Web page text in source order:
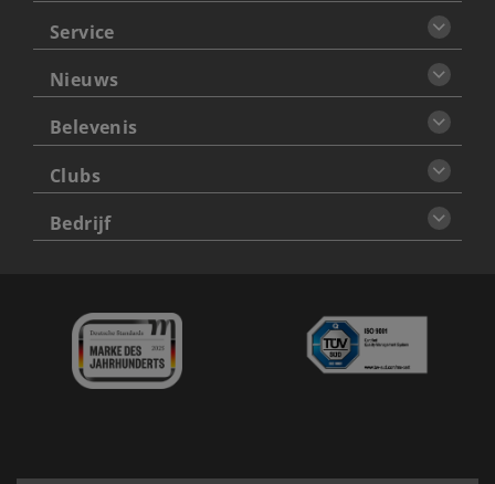
Service
Nieuws
Belevenis
Clubs
Bedrijf